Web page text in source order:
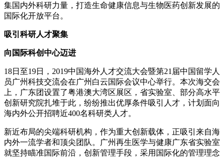
集国内外科研力量，打造生命健康信息与生物医药创新发展的
国际化开放平台。
吸引科研人才聚集
向国际科创中心迈进
18日至19日，2019中国海外人才交流大会暨第21届中国留学人
员广州科技交流会在广州白云国际会议中心举行。本次海交会
上，广东团设置了粤港澳大湾区展区，省实验室、部分高水平
创新研究院扎堆于此，纷纷推出优厚条件吸引人才，计划面向
海内外公开招聘近400名科研类人才。
新近布局的尖端科研机构，作为重大创新载体，正吸引来自海
内外一流学者和顶尖团队。广州再生医学与健康广东省实验室
就坚持瞄准国际前沿，创新管理手段，采用国际化的管理理念